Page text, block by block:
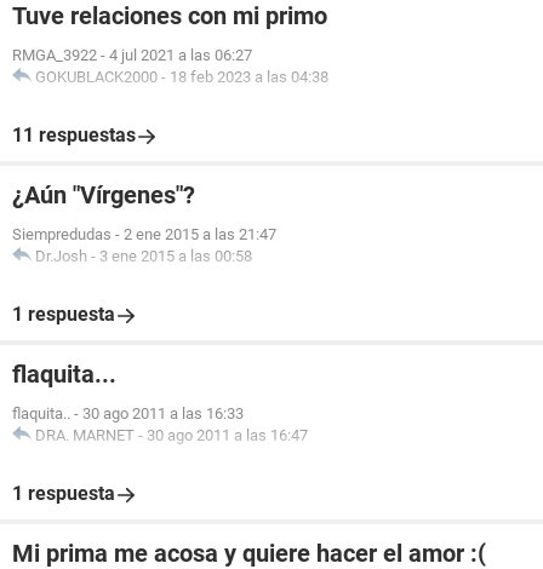
Tuve relaciones con mi primo
RMGA_3922 - 4 jul 2021 a las 06:27
GOKUBLACK2000 - 18 feb 2023 a las 04:38
11 respuestas
¿Aún "Vírgenes"?
Siempredudas - 2 ene 2015 a las 21:47
Dr.Josh - 3 ene 2015 a las 00:58
1 respuesta
flaquita...
flaquita.. - 30 ago 2011 a las 16:33
DRA. MARNET - 30 ago 2011 a las 16:47
1 respuesta
Mi prima me acosa y quiere hacer el amor :(